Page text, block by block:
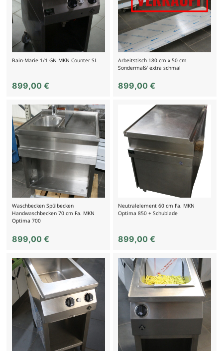
Bain-Marie 1/1 GN MKN Counter SL
899,00 €
Arbeitstisch 180 cm x 50 cm
Sondermaß/ extra schmal
899,00€
Waschbecken Spülbecken
Handwaschbecken 70 cm Fa. MKN
Optima 700
899,00 €
Neutralelement 60 cm Fa. MKN
Optima 850 + Schublade
899,00€